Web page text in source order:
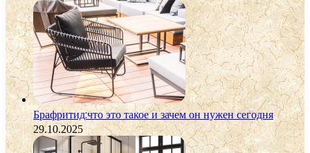
Брафритид:что это такое и зачем он нужен сегодня
29.10.2025